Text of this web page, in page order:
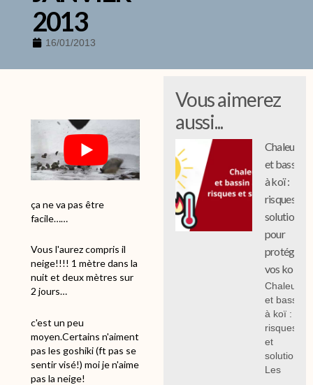
2013
16/01/2013
ça ne va pas être
facile……
Vous l'aurez compris il
neige!!!! 1 mètre dans la
nuit et deux mètres sur
2 jours…
c'est un peu
moyen.Certains n'aiment
pas les goshiki (ft pas se
sentir visé!) moi je n'aime
pas la neige!
Vous aimerez
aussi...
Chaleur
et bassin
à koï :
risques et
solutions
pour
protéger
vos koi
Chaleur
et bassin
à koï :
risques
et
solutions;
Les